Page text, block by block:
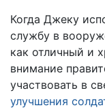
Когда Джеку
службу в
как отличный и
внимание
участвовать в
улучшения